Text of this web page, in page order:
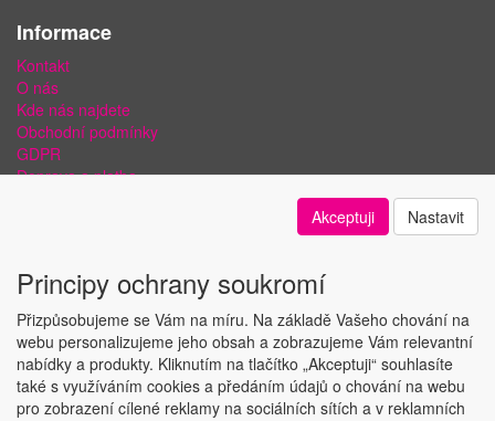
Informace
Kontakt
O nás
Kde nás najdete
Obchodní podmínky
GDPR
Doprava a platba
Copyright © ABRA Software a.s. 2018
Akceptuji Nastavit
Principy ochrany soukromí
Přizpůsobujeme se Vám na míru. Na základě Vašeho chování na
webu personalizujeme jeho obsah a zobrazujeme Vám relevantní
nabídky a produkty. Kliknutím na tlačítko „Akceptuji“ souhlasíte
také s využíváním cookies a předáním údajů o chování na webu
pro zobrazení cílené reklamy na sociálních sítích a v reklamních